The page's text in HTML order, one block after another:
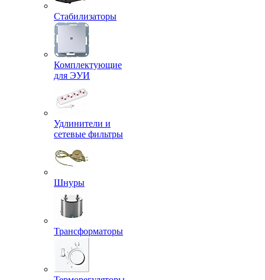
Стабилизаторы
Комплектующие
для ЭУИ
Удлинители и
сетевые фильтры
Шнуры
Трансформаторы